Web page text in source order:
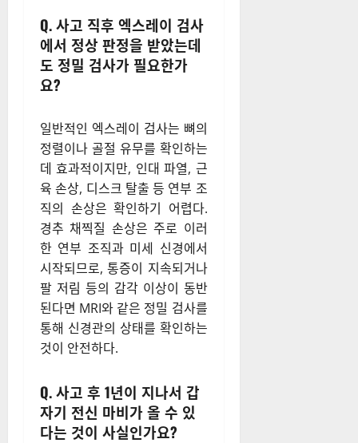
Q. 사고 직후 엑스레이 검사
에서 정상 판정을 받았는데
도 정밀 검사가 필요한가
요?
일반적인 엑스레이 검사는 뼈의
정렬이나 골절 유무를 확인하는
데 효과적이지만, 인대 파열, 근
육 손상, 디스크 탈출 등 연부 조
직의 손상은 확인하기 어렵다.
경추 채찍질 손상은 주로 이러
한 연부 조직과 미세 신경에서
시작되므로, 통증이 지속되거나
팔 저림 등의 감각 이상이 동반
된다면 MRI와 같은 정밀 검사를
통해 신경관의 상태를 확인하는
것이 안전하다.
Q. 사고 후 1년이 지나서 갑
자기 전신 마비가 올 수 있
다는 것이 사실인가요?